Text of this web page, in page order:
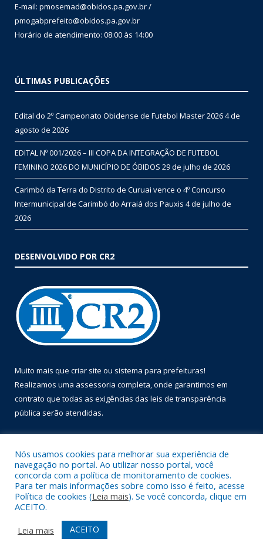
E-mail: pmosemad@obidos.pa.gov.br /
pmogabprefeito@obidos.pa.gov.br
Horário de atendimento: 08:00 às 14:00
ÚLTIMAS PUBLICAÇÕES
Edital do 2º Campeonato Obidense de Futebol Master 20264 de
agosto de 2026
EDITAL Nº 001/2026 – III COPA DA INTEGRAÇÃO DE FUTEBOL
FEMININO 2026 DO MUNICÍPIO DE ÓBIDOS 29 de julho de 2026
Carimbó da Terra do Distrito de Curuai vence o 4º Concurso
Intermunicipal de Carimbó do Arraiá dos Pauxis 4 de julho de
2026
DESENVOLVIDO POR CR2
Muito mais que criar site ou sistema para prefeituras!
Realizamos uma assessoria completa, onde garantimos em
contrato que todas as exigências das leis de transparência
pública serão atendidas.
Todos os direitos reservados a Prefeitura Municipal de Óbidos.
Mapa do Site
Acessar Área Administrativa
Acessar Webmail
Nós usamos cookies para melhorar sua experiência de
navegação no portal. Ao utilizar nosso portal, você
concorda com a política de monitoramento de cookies.
Para ter mais informações sobre como isso é feito, acesse
Política de cookies (Leia mais). Se você concorda, clique em
ACEITO.
Leia mais
ACEITO